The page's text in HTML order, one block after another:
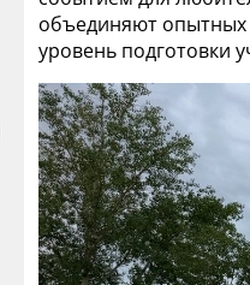
объединяют опытных
уровень подготовки